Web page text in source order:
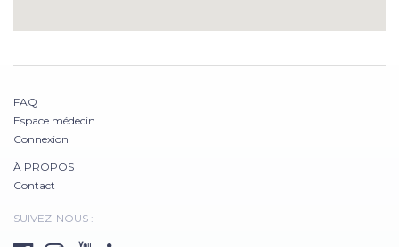
FAQ
Espace médecin
Connexion
À PROPOS
Contact
SUIVEZ-NOUS :